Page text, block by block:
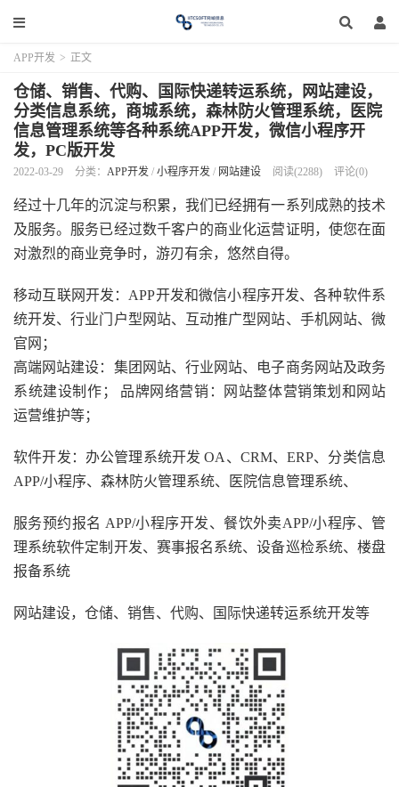
APP开发 > 正文
仓储、销售、代购、国际快递转运系统，网站建设，
分类信息系统，商城系统，森林防火管理系统，医院
信息管理系统等各种系统APP开发，微信小程序开
发，PC版开发
2022-03-29 分类： APP开发 / 小程序开发 / 网站建设 阅读(2288) 评论(0)
经过十几年的沉淀与积累，我们已经拥有一系列成熟的技术
及服务。服务已经过数千客户的商业化运营证明，使您在面
对激烈的商业竞争时，游刃有余，悠然自得。
移动互联网开发：APP开发和微信小程序开发、各种软件系
统开发、行业门户型网站、互动推广型网站、手机网站、微
官网；
高端网站建设：集团网站、行业网站、电子商务网站及政务
系统建设制作； 品牌网络营销：网站整体营销策划和网站
运营维护等；
软件开发：办公管理系统开发 OA、CRM、ERP、分类信息
APP/小程序、森林防火管理系统、医院信息管理系统、
服务预约报名 APP/小程序开发、餐饮外卖APP/小程序、管
理系统软件定制开发、赛事报名系统、设备巡检系统、楼盘
报备系统
网站建设，仓储、销售、代购、国际快递转运系统开发等